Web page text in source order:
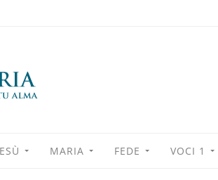
MARIA FEDE VOCI 1